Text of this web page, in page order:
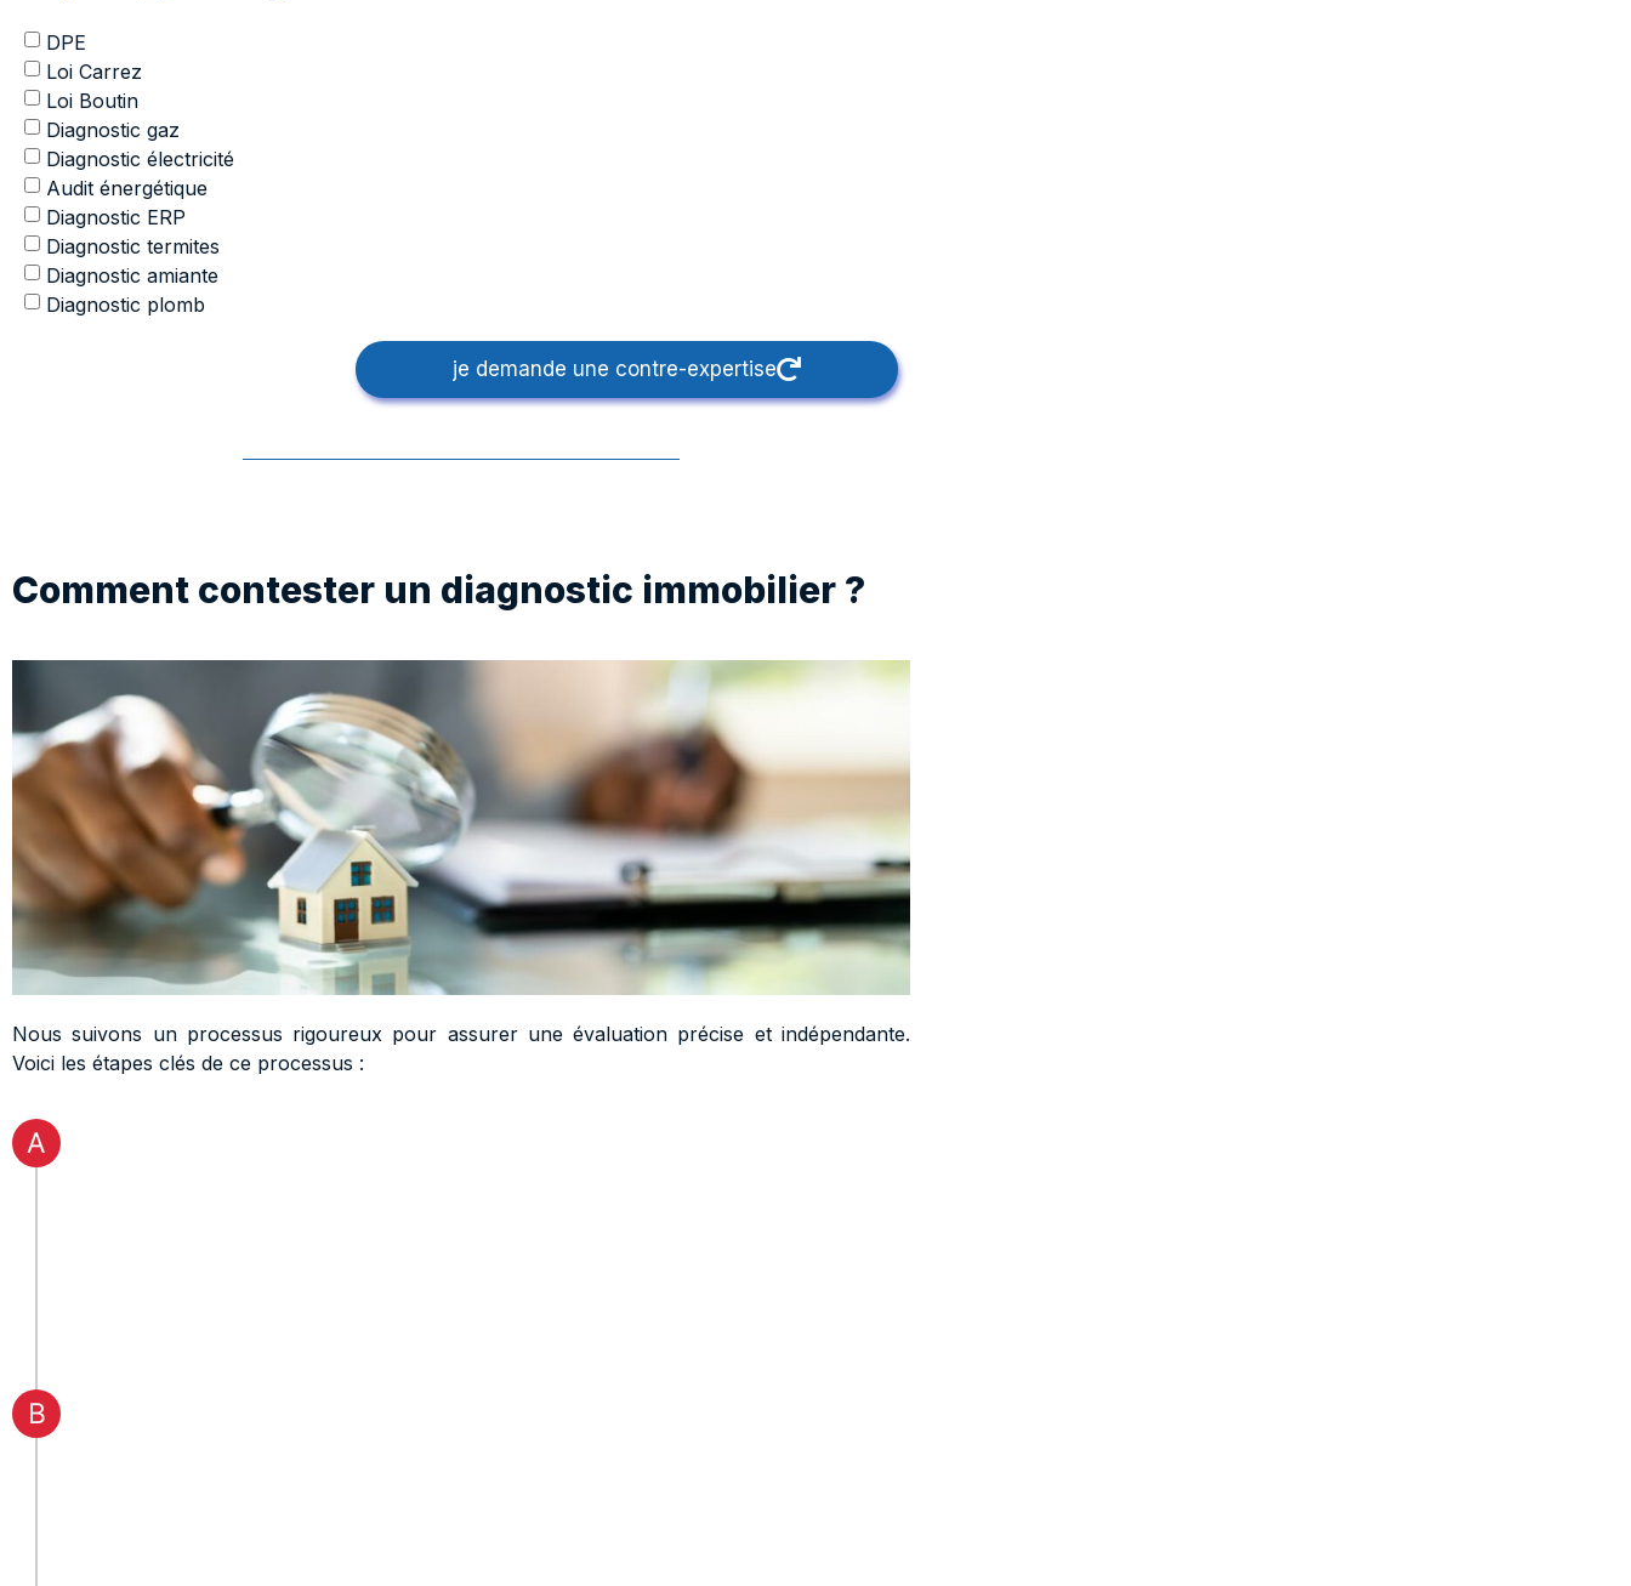
DPE
Loi Carrez
Loi Boutin
Diagnostic gaz
Diagnostic électricité
Audit énergétique
Diagnostic ERP
Diagnostic termites
Diagnostic amiante
Diagnostic plomb
je demande une contre-expertise
Comment contester un diagnostic immobilier ?
Nous suivons un processus rigoureux pour assurer une évaluation précise et indépendante.
Voici les étapes clés de ce processus :
A
B